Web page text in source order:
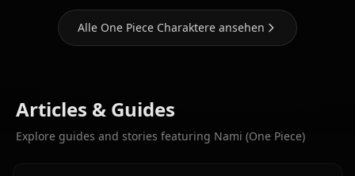
Alle One Piece Charaktere ansehen
Articles & Guides
Explore guides and stories featuring Nami (One Piece)